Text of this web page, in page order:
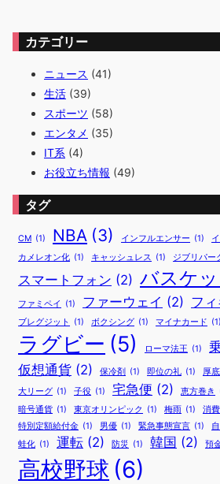
カテゴリー
ニュース (41)
生活 (39)
スポーツ (58)
エンタメ (35)
IT系 (4)
お役立ち情報 (49)
タグ
CM (1) NBA (3) インフルエンサー (1)
カメレオン化 (1) キャッシュレス (1) ジブリパー
スマートフォン (2) バスケ
ファミペイ (1) ファーウェイ (2) フ
ブレグジット (1) ボクシング (1) マイナカード (1)
ラグビー (5) ローマ法王 (1)
仮想通貨 (2) 保冷剤 (1) 即位の礼 (1) 厚
大リーグ (1) 子役 (1) 宅急便 (2) 恵方巻き
暗号通貨 (1) 東京オリンピック (1) 梅雨 (1) 消
特別定額給付金 (1) 男優 (1) 緊急事態宣言 (1)
蛙化 (1) 運転 (2) 防災 (1) 韓国 (2) 預
高校野球 (6)